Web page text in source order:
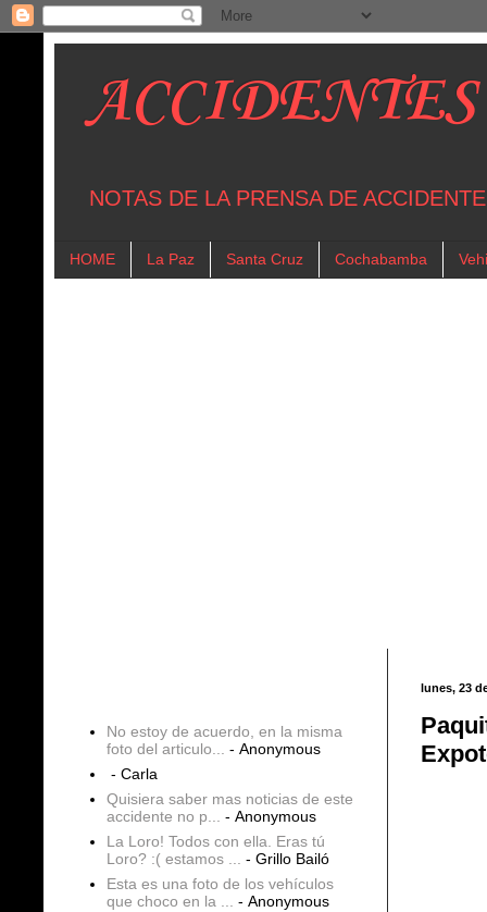
NOTAS DE LA PRENSA DE
HOME La Paz Santa Cruz Cochabamba
lunes, 23
No estoy de acuerdo, en la misma
foto del articulo...
- Anonymous
- Carla
Quisiera saber mas noticias de este
accidente no p...
- Anonymous
La Loro! Todos con ella. Eras tú
Loro? :( estamos ...
- Grillo Bailó
Esta es una foto de los vehículos
que choco en la ...
- Anonymous